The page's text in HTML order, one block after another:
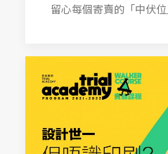
留心每個寄賣的「中伏位